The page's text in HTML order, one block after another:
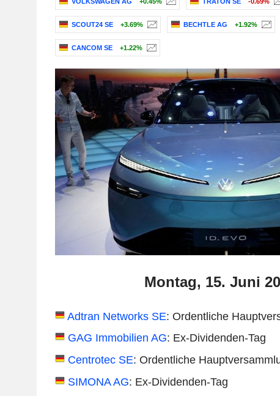
SCOUT24 SE +3.69% BECHTLE AG +1.92%
CANCOM SE +1.22%
Montag, 15. Juni
Adtran Networks SE: Ordentliche
GAG Immobilien AG: Ex-Dividenden-Tag
Centrotec SE: Ordentliche
SIMONA AG: Ex-Dividenden-Tag